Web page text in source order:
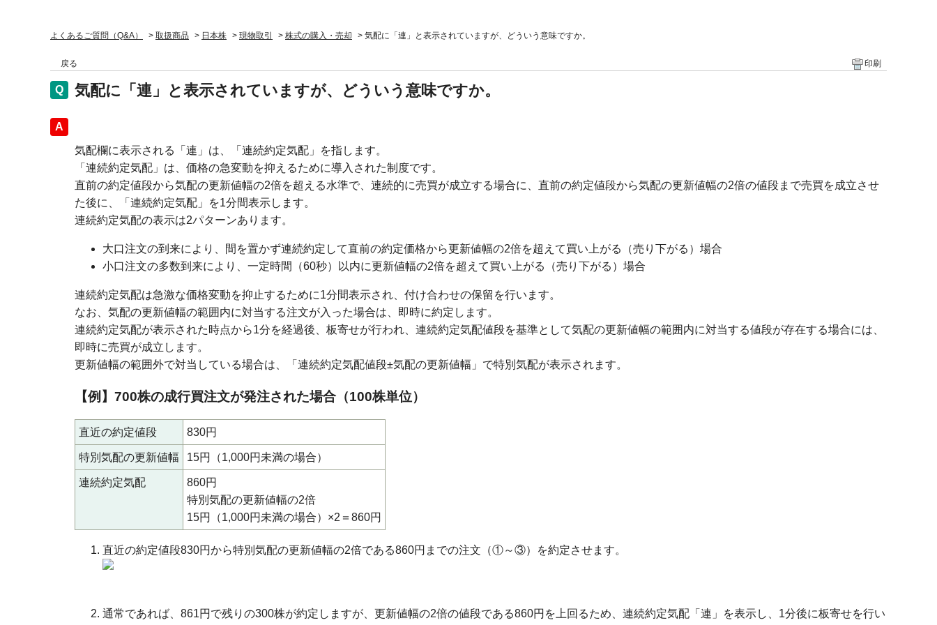
よくあるご質問（Q&A） > 取扱商品 > 日本株 > 現物取引 > 株式の購入・売却 > 気配に「連」と表示されていますが、どういう意味ですか。
戻る 印刷
気配に「連」と表示されていますが、どういう意味ですか。
回答
気配欄に表示される「連」は、「連続約定気配」を指します。
「連続約定気配」は、価格の急変動を抑えるために導入された制度です。
直前の約定値段から気配の更新値幅の2倍を超える水準で、連続的に売買が成立する場合に、直前の約定値段から気配の更新値幅の2倍の値段まで売買を成立させ
た後に、「連続約定気配」を1分間表示します。
連続約定気配の表示は2パターンあります。
大口注文の到来により、間を置かず連続約定して直前の約定価格から更新値幅の2倍を超えて買い上がる（売り下がる）場合
小口注文の多数到来により、一定時間（60秒）以内に更新値幅の2倍を超えて買い上がる（売り下がる）場合
連続約定気配は急激な価格変動を抑止するために1分間表示され、付け合わせの保留を行います。
なお、気配の更新値幅の範囲内に対当する注文が入った場合は、即時に約定します。
連続約定気配が表示された時点から1分を経過後、板寄せが行われ、連続約定気配値段を基準として気配の更新値幅の範囲内に対当する値段が存在する場合には、
即時に売買が成立します。
更新値幅の範囲外で対当している場合は、「連続約定気配値段±気配の更新値幅」で特別気配が表示されます。
【例】700株の成行買注文が発注された場合（100株単位）
直近の約定値段 830円
特別気配の更新値幅 15円（1,000円未満の場合）
連続約定気配
860円
特別気配の更新値幅の2倍
15円（1,000円未満の場合）×2＝860円
直近の約定値段830円から特別気配の更新値幅の2倍である860円までの注文（①～③）を約定させます。
通常であれば、861円で残りの300株が約定しますが、更新値幅の2倍の値段である860円を上回るため、連続約定気配「連」を表示し、1分後に板寄せを行い